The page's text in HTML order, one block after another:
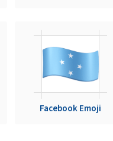
Facebook Emoji